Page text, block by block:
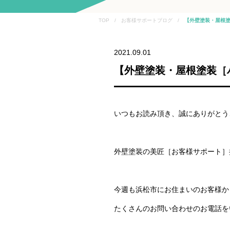
TOP / お客様サポートブログ / 【外壁塗装・屋根
2021.09.01
【外壁塗装・屋根塗装
いつもお読み頂き、誠にありがと
外壁塗装の美匠［お客様サポート
今週も浜松市にお住まいのお客様
たくさんのお問い合わせのお電話